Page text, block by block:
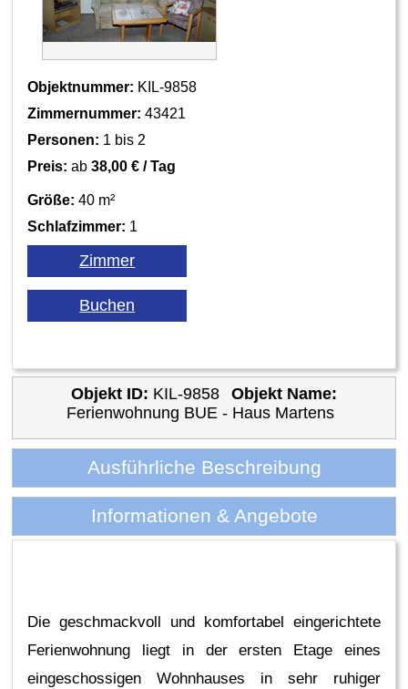
Objektnummer: KIL-9858
Zimmernummer: 43421
Personen: 1 bis 2
Preis: ab38,00 € / Tag
Größe: 40 m²
Schlafzimmer: 1
Objekt ID: KIL-9858
Objekt Name:
Ferienwohnung BUE - Haus Martens
Ausführliche Beschreibung
Informationen & Angebote
Die geschmackvoll und komfortabel eingerichtete
Ferienwohnung liegt in der ersten Etage eines
eingeschossigen Wohnhauses in sehr ruhiger